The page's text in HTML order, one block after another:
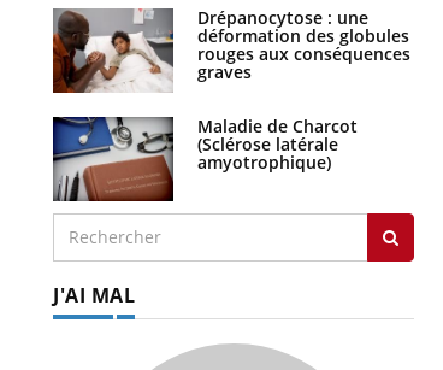
Drépanocytose : une
déformation des globules
rouges aux conséquences
graves
Maladie de Charcot
(Sclérose latérale
amyotrophique)
J'AI MAL